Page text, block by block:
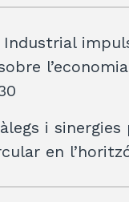
Industrial
i
en